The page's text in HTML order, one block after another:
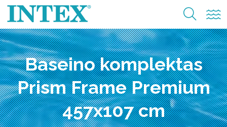
Baseino komplektas
Prism Frame Premium
457x107 cm